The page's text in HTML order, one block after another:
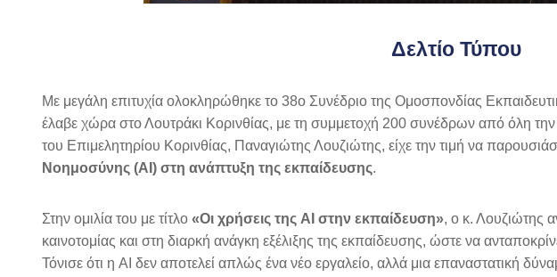
Δελτίο Τύπου
Με μεγάλη επιτυχία ολοκληρώθηκε το 38ο Συνέδριο της Ομοσπονδίας
έλαβε χώρα στο Λουτράκι Κορινθίας, με τη συμμετοχή 200 συνέδρων από όλη
του Επιμελητηρίου Κορινθίας, Παναγιώτης Λουζιώτης, είχε την τιμή να
Νοημοσύνης (AI) στη ανάπτυξη της εκπαίδευσης.
Στην ομιλία του με τίτλο «Οι χρήσεις της AI στην εκπαίδευση», ο κ. Λουζιώτης
καινοτομίας και στη διαρκή ανάγκη εξέλιξης της εκπαίδευσης, ώστε να
Τόνισε ότι η AI δεν αποτελεί απλώς ένα νέο εργαλείο, αλλά μια επαναστατική